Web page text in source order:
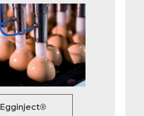
Egginject®